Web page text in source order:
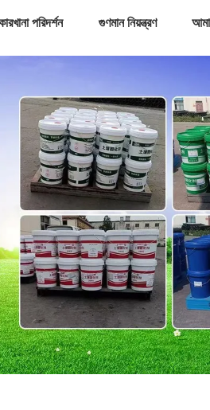
পরিদর্শন গুণমান নিয়ন্ত্রণ